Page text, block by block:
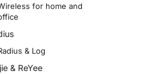
for home and
& Log
& ReYee